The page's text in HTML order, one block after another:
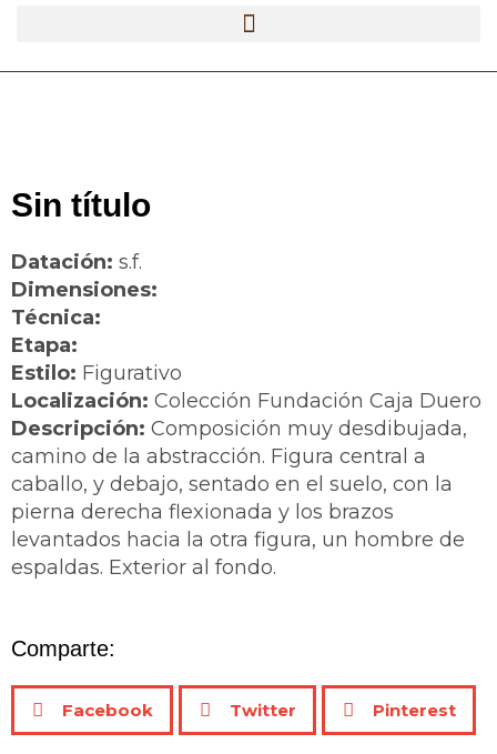
Sin título
Datación: s.f.
Dimensiones:
Técnica:
Etapa:
Estilo: Figurativo
Localización: Colección Fundación Caja Duero
Descripción: Composición muy desdibujada,
camino de la abstracción. Figura central a
caballo, y debajo, sentado en el suelo, con la
pierna derecha flexionada y los brazos
levantados hacia la otra figura, un hombre de
espaldas. Exterior al fondo.
Comparte:
Facebook Twitter Pinterest